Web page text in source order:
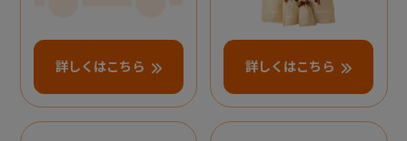
詳しくはこちら 詳しくはこちら